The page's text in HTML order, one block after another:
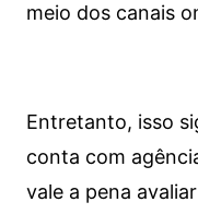
meio dos canais
Entretanto, isso
conta com
vale a pena